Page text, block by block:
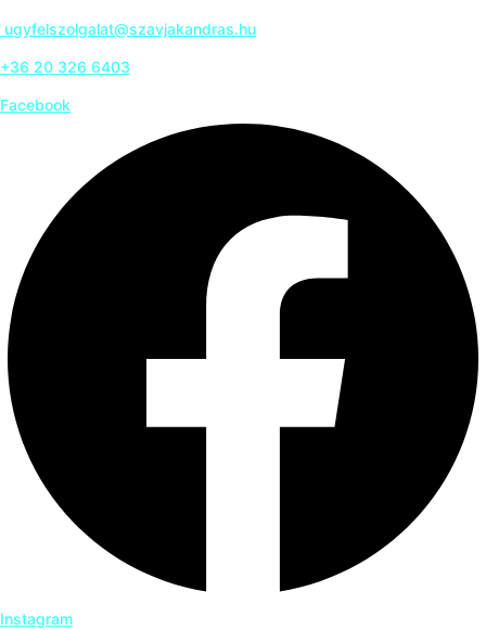
ugyfelszolgalat@szavjakandras.hu
+36 20 326 6403
Facebook
Instagram